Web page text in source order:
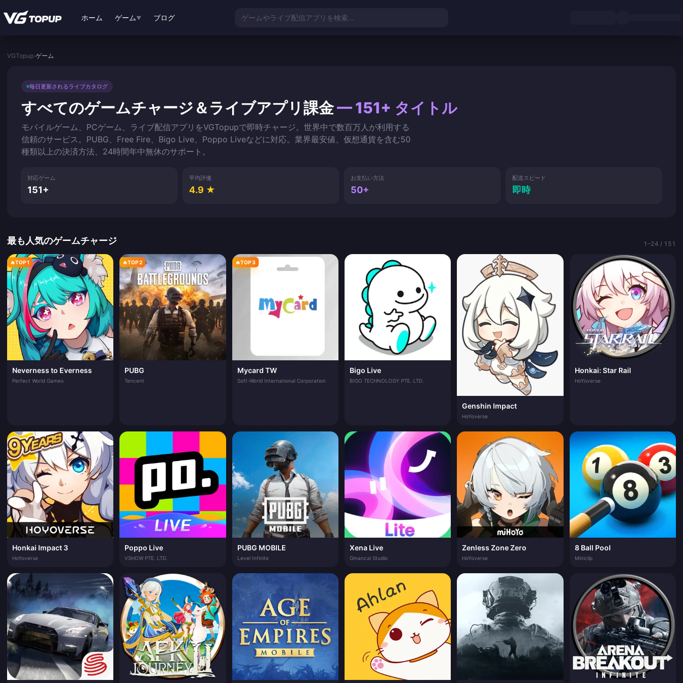
ホーム ゲーム ▼ ブログ ゲームやライブ配信アプリを検索...
VGTopup›ゲーム
毎日更新されるライブカタログ
すべてのゲームチャージ＆ライブアプリ課金— 151+ タイトル
モバイルゲーム、PCゲーム、ライブ配信アプリをVGTopupで即時チャージ。世界中で数百万人が利用する
信頼のサービス。PUBG、Free Fire、Bigo Live、Poppo Liveなどに対応。業界最安値、仮想通貨を含む50
種類以上の決済方法、24時間年中無休のサポート。
対応ゲーム
151+
平均評価
4.9 ★
お支払い方法
50+
配送スピード
即時
最も人気のゲームチャージ 1–24 / 151
🔥TOP 1
Neverness to Everness
Perfect World Games
🔥TOP 2
PUBG
Tencent
🔥TOP 3
Mycard TW
Soft-World International Corporation
Bigo Live
BIGO TECHNOLOGY PTE. LTD.
Genshin Impact
HoYoverse
Honkai: Star Rail
HoYoverse
Honkai Impact 3
HoYoverse
Poppo Live
VSHOW PTE. LTD.
PUBG MOBILE
Level Infinite
Xena Live
Gmancal Studio
Zenless Zone Zero
HoYoverse
8 Ball Pool
Miniclip